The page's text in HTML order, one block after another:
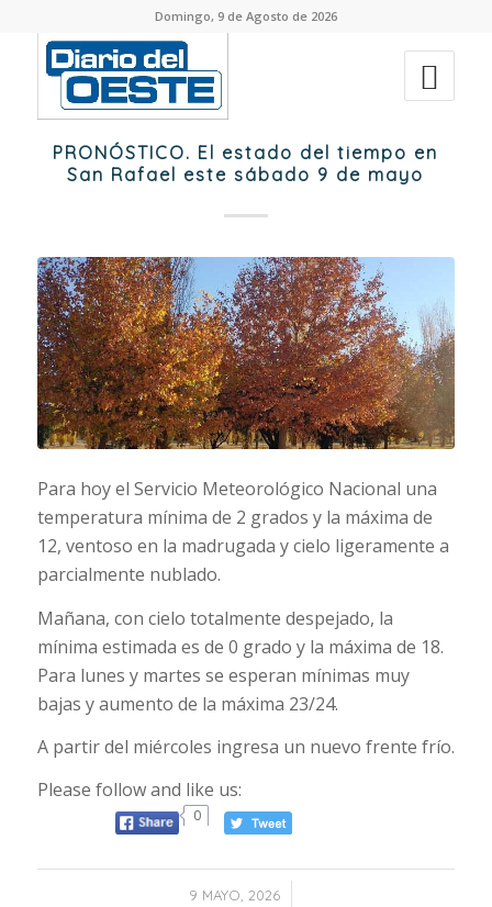
Domingo, 9 de Agosto de 2026
PRONÓSTICO. El estado del tiempo en
San Rafael este sábado 9 de mayo
Para hoy el Servicio Meteorológico Nacional una
temperatura mínima de 2 grados y la máxima de
12, ventoso en la madrugada y cielo ligeramente a
parcialmente nublado.
Mañana, con cielo totalmente despejado, la
mínima estimada es de 0 grado y la máxima de 18.
Para lunes y martes se esperan mínimas muy
bajas y aumento de la máxima 23/24.
A partir del miércoles ingresa un nuevo frente frío.
Please follow and like us:
0
9 MAYO, 2026
/